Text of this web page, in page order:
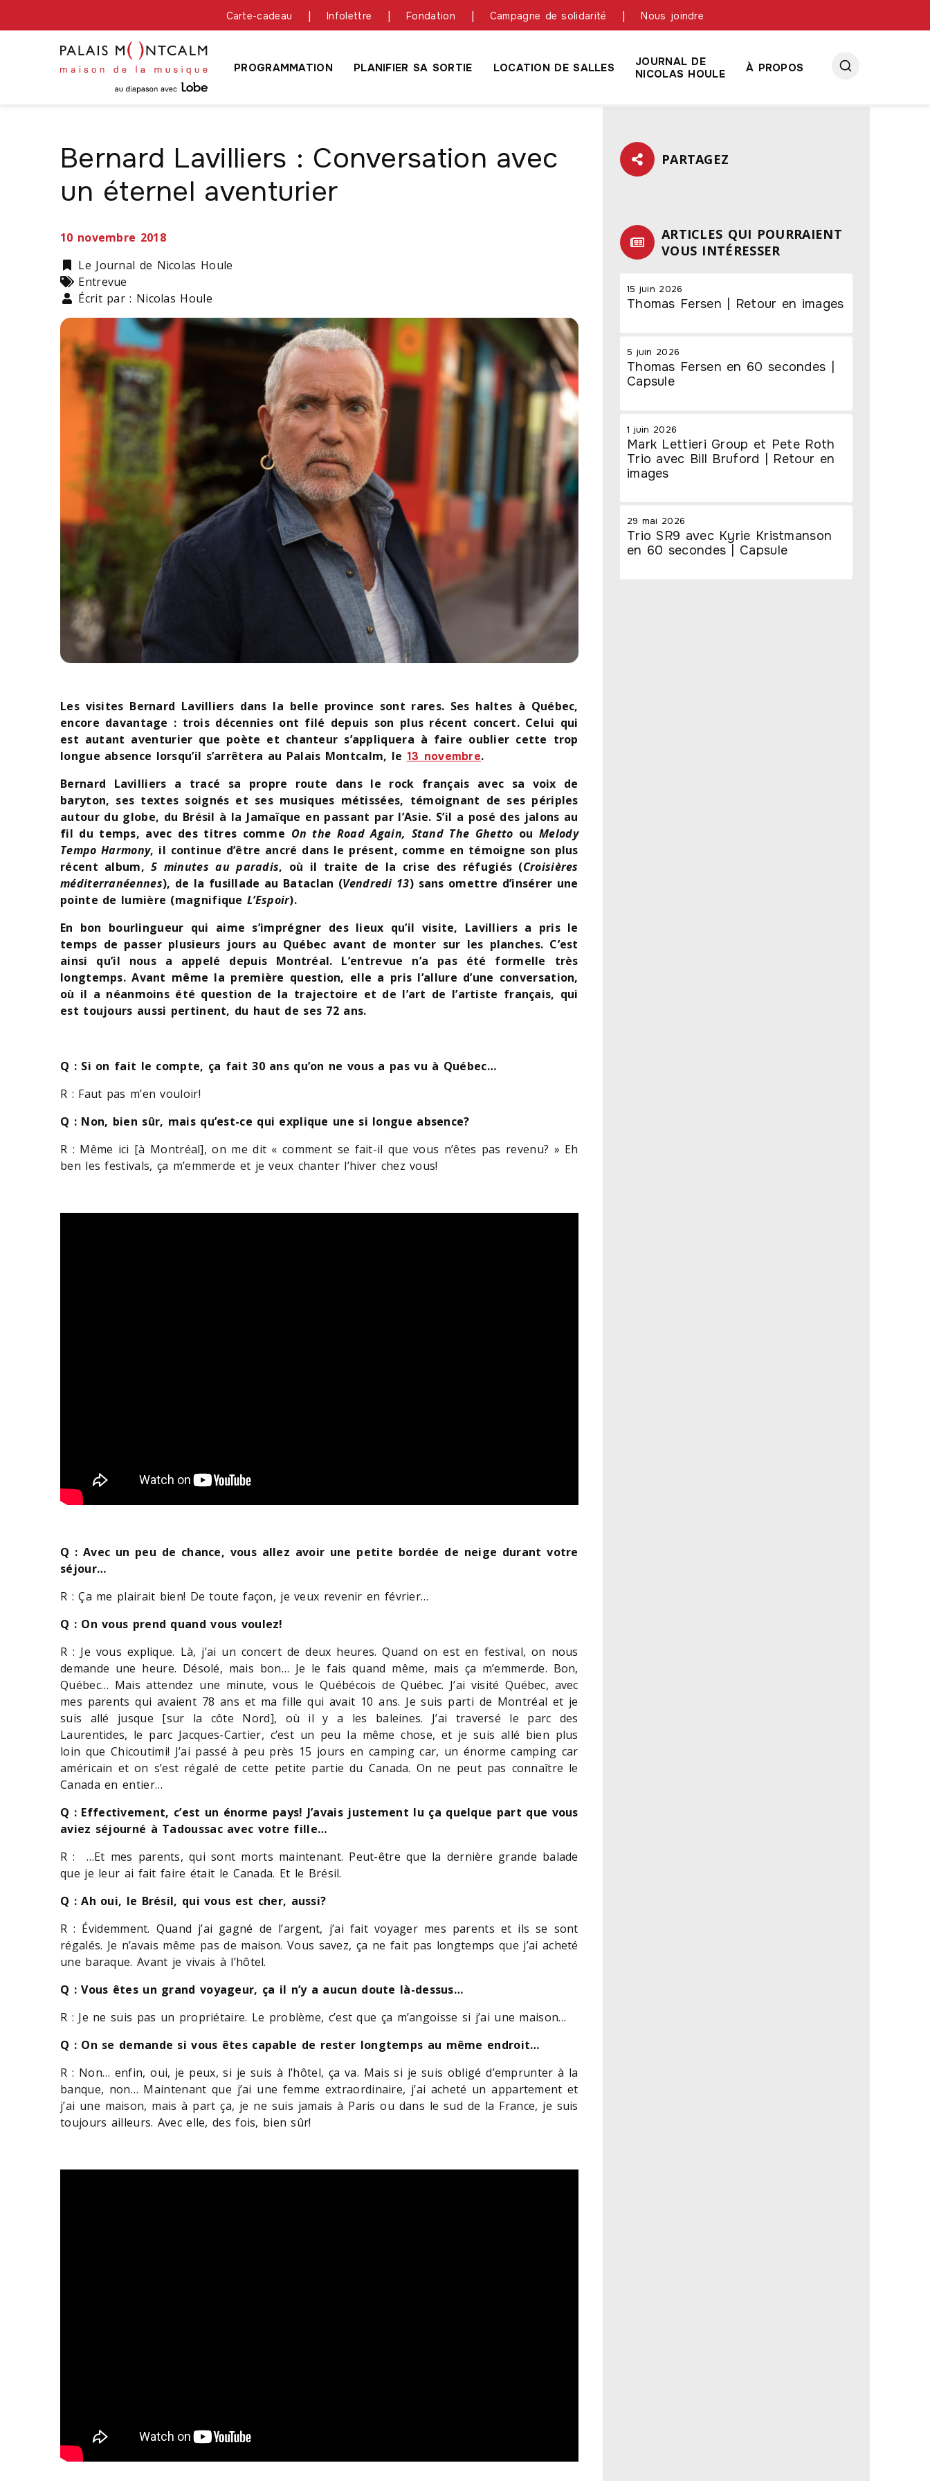
Carte-cadeau Infolettre Fondation Campagne de solidarité Nous joindre
PROGRAMMATION PLANIFIER SA SORTIE LOCATION DE SALLES
JOURNAL DE
NICOLAS HOULE
À PROPOS
Bernard Lavilliers : Conversation avec
un éternel aventurier
10 novembre 2018
Catégorie
Le Journal de Nicolas Houle
Types
Entrevue
Écrit par : Nicolas Houle
Les visites Bernard Lavilliers dans la belle province sont rares. Ses haltes à Québec,
encore davantage : trois décennies ont filé depuis son plus récent concert. Celui qui
est autant aventurier que poète et chanteur s’appliquera à faire oublier cette trop
longue absence lorsqu’il s’arrêtera au Palais Montcalm, le 13 novembre.
Bernard Lavilliers a tracé sa propre route dans le rock français avec sa voix de
baryton, ses textes soignés et ses musiques métissées, témoignant de ses périples
autour du globe, du Brésil à la Jamaïque en passant par l’Asie. S’il a posé des jalons au
fil du temps, avec des titres comme On the Road Again, Stand The Ghetto ou Melody
Tempo Harmony, il continue d’être ancré dans le présent, comme en témoigne son plus
récent album,5 minutes au paradis, où il traite de la crise des réfugiés (Croisières
méditerranéennes), de la fusillade au Bataclan (Vendredi 13) sans omettre d’insérer une
pointe de lumière (magnifiqueL’Espoir).
En bon bourlingueur qui aime s’imprégner des lieux qu’il visite, Lavilliers a pris le
temps de passer plusieurs jours au Québec avant de monter sur les planches. C’est
ainsi qu’il nous a appelé depuis Montréal. L’entrevue n’a pas été formelle très
longtemps. Avant même la première question, elle a pris l’allure d’une conversation,
où il a néanmoins été question de la trajectoire et de l’art de l’artiste français, qui
est toujours aussi pertinent, du haut de ses 72 ans.
Q : Si on fait le compte, ça fait 30 ans qu’on ne vous a pas vu à Québec…
R : Faut pas m’en vouloir!
Q : Non, bien sûr, mais qu’est-ce qui explique une si longue absence?
R : Même ici [à Montréal], on me dit « comment se fait-il que vous n’êtes pas revenu? » Eh
ben les festivals, ça m’emmerde et je veux chanter l’hiver chez vous!
Q : Avec un peu de chance, vous allez avoir une petite bordée de neige durant votre
séjour…
R : Ça me plairait bien! De toute façon, je veux revenir en février…
Q : On vous prend quand vous voulez!
R : Je vous explique. Là, j’ai un concert de deux heures. Quand on est en festival, on nous
demande une heure. Désolé, mais bon… Je le fais quand même, mais ça m’emmerde. Bon,
Québec… Mais attendez une minute, vous le Québécois de Québec. J’ai visité Québec, avec
mes parents qui avaient 78 ans et ma fille qui avait 10 ans. Je suis parti de Montréal et je
suis allé jusque [sur la côte Nord], où il y a les baleines. J’ai traversé le parc des
Laurentides, le parc Jacques-Cartier, c’est un peu la même chose, et je suis allé bien plus
loin que Chicoutimi! J’ai passé à peu près 15 jours en camping car, un énorme camping car
américain et on s’est régalé de cette petite partie du Canada. On ne peut pas connaître le
Canada en entier…
Q : Effectivement, c’est un énorme pays! J’avais justement lu ça quelque part que vous
aviez séjourné à Tadoussac avec votre fille…
R : …Et mes parents, qui sont morts maintenant. Peut-être que la dernière grande balade
que je leur ai fait faire était le Canada. Et le Brésil.
Q : Ah oui, le Brésil, qui vous est cher, aussi?
R : Évidemment. Quand j’ai gagné de l’argent, j’ai fait voyager mes parents et ils se sont
régalés. Je n’avais même pas de maison. Vous savez, ça ne fait pas longtemps que j’ai acheté
une baraque. Avant je vivais à l’hôtel.
Q : Vous êtes un grand voyageur, ça il n’y a aucun doute là-dessus…
R : Je ne suis pas un propriétaire. Le problème, c’est que ça m’angoisse si j’ai une maison…
Q : On se demande si vous êtes capable de rester longtemps au même endroit…
R : Non… enfin, oui, je peux, si je suis à l’hôtel, ça va. Mais si je suis obligé d’emprunter à la
banque, non… Maintenant que j’ai une femme extraordinaire, j’ai acheté un appartement et
j’ai une maison, mais à part ça, je ne suis jamais à Paris ou dans le sud de la France, je suis
toujours ailleurs. Avec elle, des fois, bien sûr!
PARTAGEZ
ARTICLES QUI POURRAIENT
VOUS INTÉRESSER
15 juin 2026
Thomas Fersen | Retour en images
5 juin 2026
Thomas Fersen en 60 secondes |
Capsule
1 juin 2026
Mark Lettieri Group et Pete Roth
Trio avec Bill Bruford | Retour en
images
29 mai 2026
Trio SR9 avec Kyrie Kristmanson
en 60 secondes | Capsule